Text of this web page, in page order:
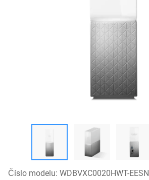
Číslo modelu: WDBVXC0020HWT-EESN